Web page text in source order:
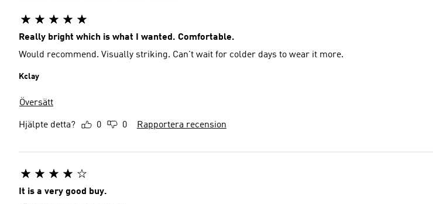
Really bright which is what I wanted. Comfortable.
Would recommend. Visually striking. Can't wait for colder days to wear it more.
Kclay
Översätt
Hjälpte detta? 0 0 Rapportera recension
It is a very good buy.